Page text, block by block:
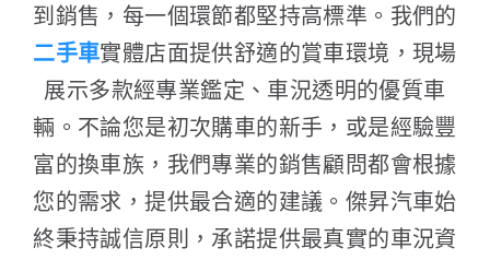
到銷售，每一個環節都堅持高標準。我們的
二手車實體店面提供舒適的賞車環境，現場
展示多款經專業鑑定、車況透明的優質車
輛。不論您是初次購車的新手，或是經驗豐
富的換車族，我們專業的銷售顧問都會根據
您的需求，提供最合適的建議。傑昇汽車始
終秉持誠信原則，承諾提供最真實的車況資